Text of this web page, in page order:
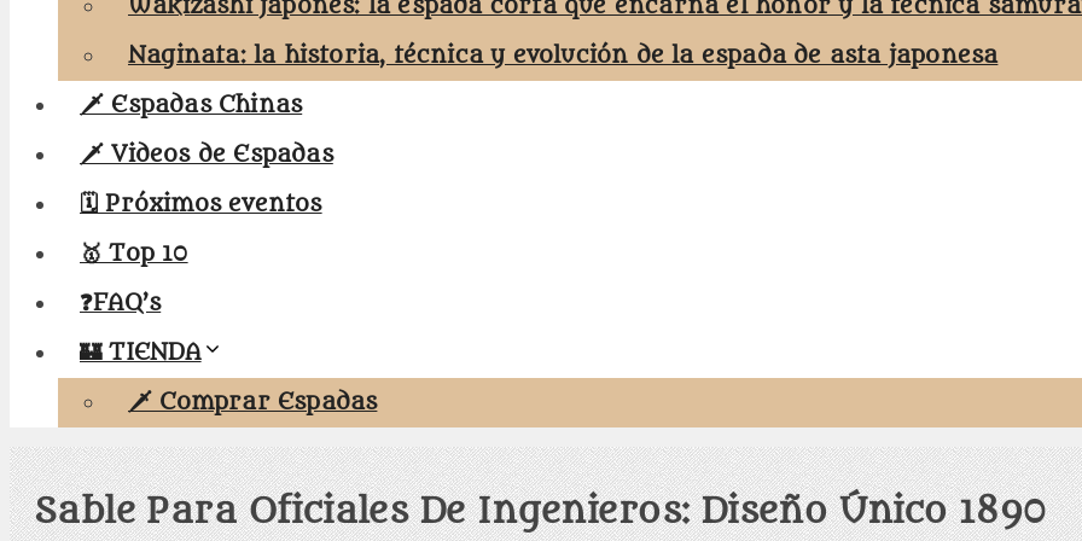
Wakizashi japonés: la espada corta que encarna el honor y la técnica
Naginata: la historia, técnica y evolución de la espada de asta japonesa
🗡️ Espadas Chinas
🗡️ Videos de Espadas
🗓️ Próximos eventos
🥇 Top 10
❓FAQ’s
🏰 TIENDA
🗡️ Comprar Espadas
Sable Para Oficiales De Ingenieros: Diseño Único 1890